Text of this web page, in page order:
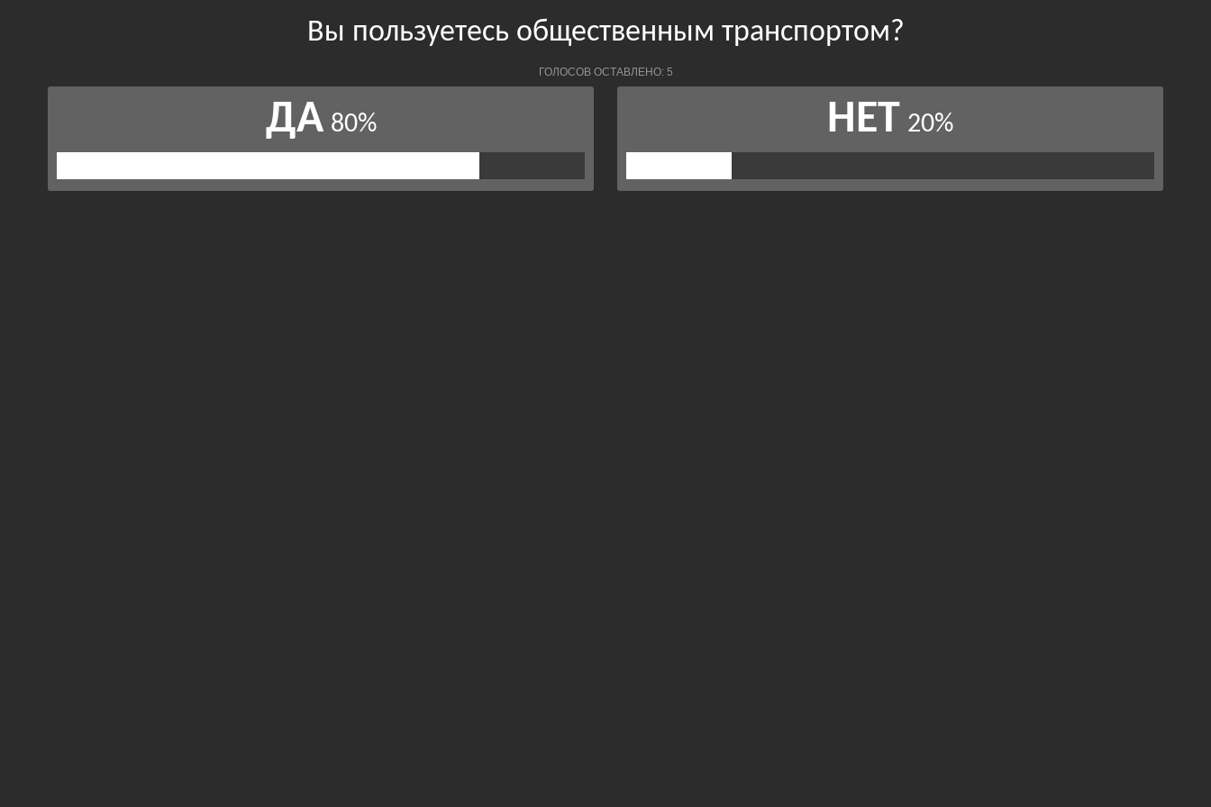
Вы пользуетесь общественным транспортом?
ГОЛОСОВ ОСТАВЛЕНО: 5
ДА 80% НЕТ 20%